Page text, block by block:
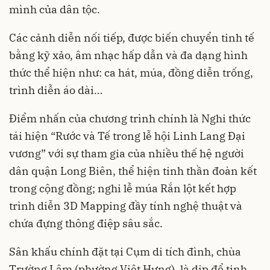
mình của dân tộc.
Các cảnh diễn nối tiếp, được biến chuyển tinh tế
bằng kỹ xảo, âm nhạc hấp dẫn và đa dạng hình
thức thể hiện như: ca hát, múa, đồng diễn trống,
trình diễn áo dài…
Điểm nhấn của chương trình chính là Nghi thức
tái hiện “Rước và Tế trong lễ hội Linh Lang Đại
vương” với sự tham gia của nhiều thế hệ người
dân quận Long Biên, thể hiện tinh thần đoàn kết
trong cộng đồng; nghi lễ múa Rắn lột kết hợp
trình diễn 3D Mapping đầy tính nghệ thuật và
chứa đựng thông điệp sâu sắc.
Sân khấu chính đặt tại Cụm di tích đình, chùa